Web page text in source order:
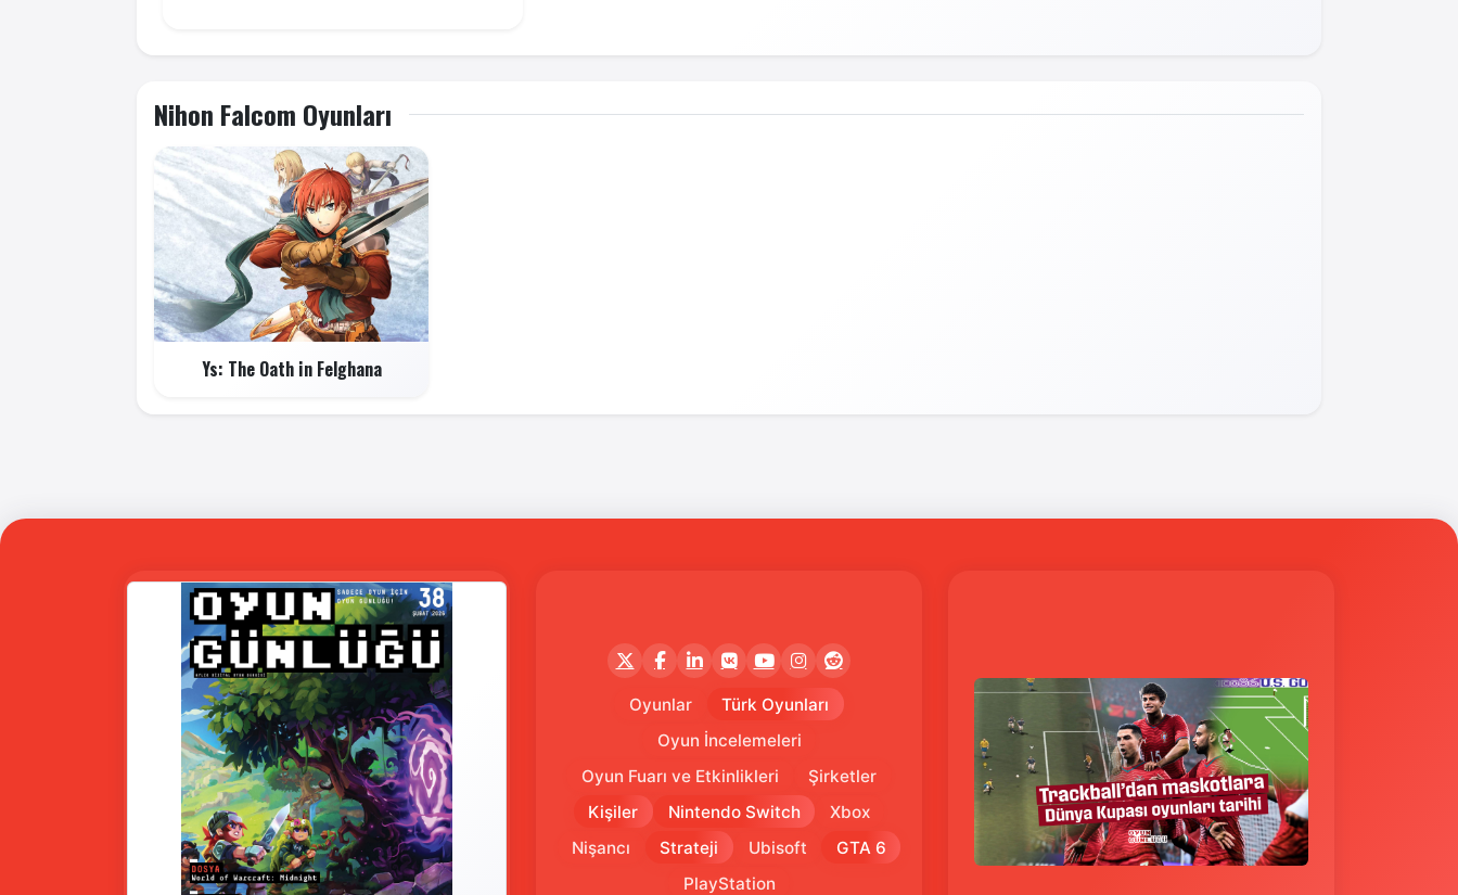
Nihon Falcom Oyunları
Ys: The Oath in Felghana
Oyunlar
Türk Oyunları
Oyun İncelemeleri
Oyun Fuarı ve Etkinlikleri
Şirketler
Kişiler
Nintendo Switch
Xbox
Nişancı
Strateji Ubisoft
GTA 6
PlayStation